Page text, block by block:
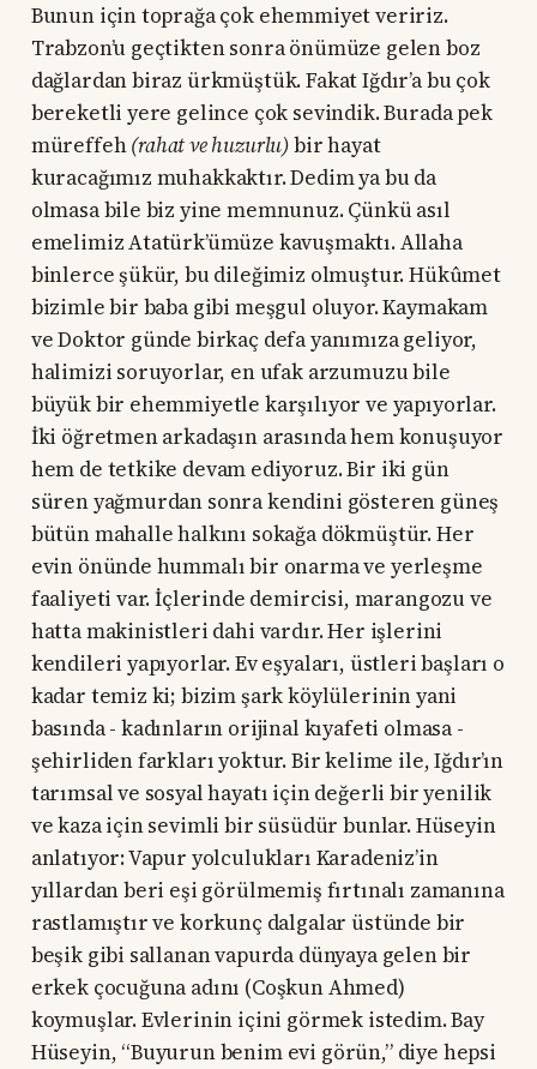
Bunun için toprağa çok ehemmiyet veririz.
Trabzon’u geçtikten sonra önümüze gelen boz
dağlardan biraz ürkmüştük. Fakat Iğdır’a bu çok
bereketli yere gelince çok sevindik. Burada pek
müreffeh(rahat ve huzurlu)bir hayat
kuracağımız muhakkaktır. Dedim ya bu da
olmasa bile biz yine memnunuz. Çünkü asıl
emelimiz Atatürk’ümüze kavuşmaktı. Allaha
binlerce şükür, bu dileğimiz olmuştur. Hükûmet
bizimle bir baba gibi meşgul oluyor. Kaymakam
ve Doktor günde birkaç defa yanımıza geliyor,
halimizi soruyorlar, en ufak arzumuzu bile
büyük bir ehemmiyetle karşılıyor ve yapıyorlar.
İki öğretmen arkadaşın arasında hem konuşuyor
hem de tetkike devam ediyoruz. Bir iki gün
süren yağmurdan sonra kendini gösteren güneş
bütün mahalle halkını sokağa dökmüştür. Her
evin önünde hummalı bir onarma ve yerleşme
faaliyeti var. İçlerinde demircisi, marangozu ve
hatta makinistleri dahi vardır. Her işlerini
kendileri yapıyorlar. Ev eşyaları, üstleri başları o
kadar temiz ki; bizim şark köylülerinin yani
basında - kadınların orijinal kıyafeti olmasa -
şehirliden farkları yoktur. Bir kelime ile, Iğdır’ın
tarımsal ve sosyal hayatı için değerli bir yenilik
ve kaza için sevimli bir süsüdür bunlar. Hüseyin
anlatıyor: Vapur yolculukları Karadeniz’in
yıllardan beri eşi görülmemiş fırtınalı zamanına
rastlamıştır ve korkunç dalgalar üstünde bir
beşik gibi sallanan vapurda dünyaya gelen bir
erkek çocuğuna adını (Coşkun Ahmed)
koymuşlar. Evlerinin içini görmek istedim. Bay
Hüseyin, “Buyurun benim evi görün,” diye hepsi